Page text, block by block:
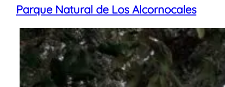
Parque Natural de Los Alcornocales